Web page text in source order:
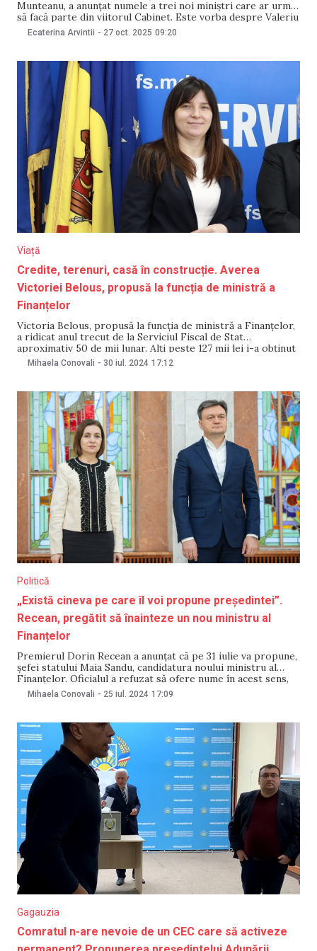
Munteanu, a anunțat numele a trei noi miniștri care ar urma
să facă parte din viitorul Cabinet. Este vorba despre Valeriu
Chiveri, Eugen Osmochescu și Andrian Gavriliță, propuși
dedicați, cu o vastă
Ecaterina Arvintii - 27 oct. 2025 09:20
Viață
Credite, terenuri, casă în construcție. Averea
Victoriei Belous, propusă la funcția de ministră a
Finanțelor
Victoria Belous, propusă la funcția de ministră a Finanțelor,
a ridicat anul trecut de la Serviciul Fiscal de Stat
aproximativ 50 de mii lunar. Alți peste 127 mii lei i-a obținut
de la o publicație periodică. Împreună cu soțul ei are patru
Mihaela Conovali - 30 iul. 2024 17:12
Politică
„Există cineva pe care îl voi propune președintei”.
Recean, pregătit să înainteze un nou ministru al
Finanțelor
Premierul Dorin Recean a anunțat că pe 31 iulie va propune,
șefei statului Maia Sandu, candidatura noului ministru al
Finanțelor. Oficialul a refuzat să ofere nume în acest sens,
însă a precizat că „există cineva” care va fi înaintat
săptămâna viitoare. „Miercuri veți afla totul”, a menționat
Mihaela Conovali - 25 iul. 2024 17:09
Gagauzia
Comratul n-are nevoie de un CEC care să activeze